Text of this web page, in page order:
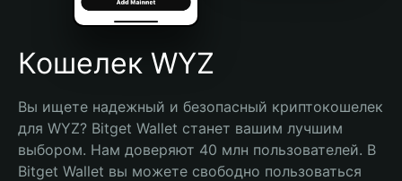
Español (Argentina)
Кошелек WYZ
Вы ищете надежный и безопасный криптокошелек
для WYZ? Bitget Wallet станет вашим лучшим
выбором. Нам доверяют 40 млн пользователей. В
Bitget Wallet вы можете свободно пользоваться